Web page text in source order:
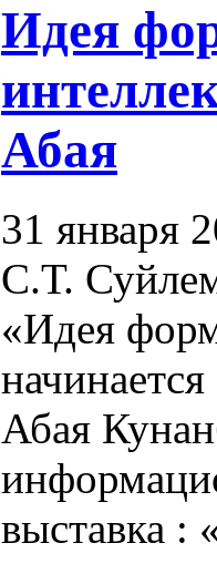
Идея
Абая
31 января
С.Т.
«Идея
Абая
выставка :